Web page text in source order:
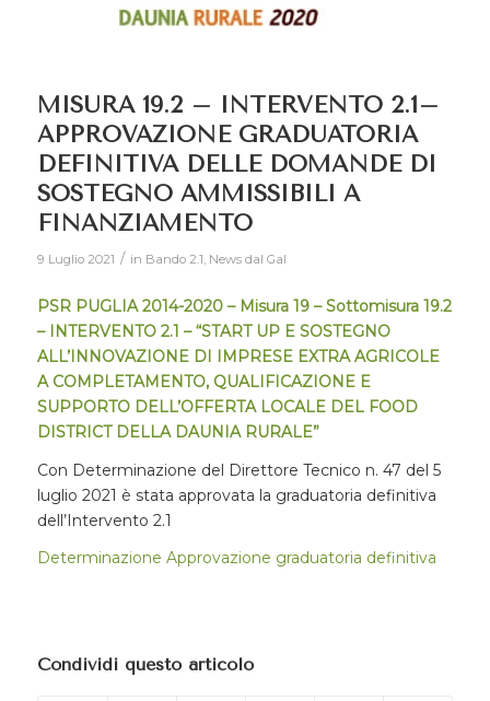
MISURA 19.2 – INTERVENTO 2.1–
APPROVAZIONE GRADUATORIA
DEFINITIVA DELLE DOMANDE DI
SOSTEGNO AMMISSIBILI A
FINANZIAMENTO
9 Luglio 2021 / in Bando 2.1 News dal Gal
PSR PUGLIA 2014-2020 – Misura 19 – Sottomisura 19.2
– INTERVENTO 2.1 – “START UP E SOSTEGNO
ALL’INNOVAZIONE DI IMPRESE EXTRA AGRICOLE
A COMPLETAMENTO, QUALIFICAZIONE E
SUPPORTO DELL’OFFERTA LOCALE DEL FOOD
DISTRICT DELLA DAUNIA RURALE”
Con Determinazione del Direttore Tecnico n. 47 del 5
luglio 2021 è stata approvata la graduatoria definitiva
dell’Intervento 2.1
Determinazione Approvazione graduatoria definitiva
Condividi questo articolo